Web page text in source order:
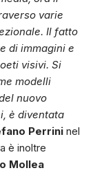
varie
Il fatto
di immagini e
visivi. Si
modelli
nuovo
è diventata
Perrini nel
è inoltre
Mollea